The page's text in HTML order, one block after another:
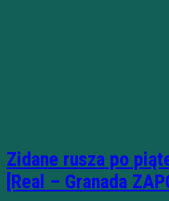
Zidane rusza po
[Real – Granada